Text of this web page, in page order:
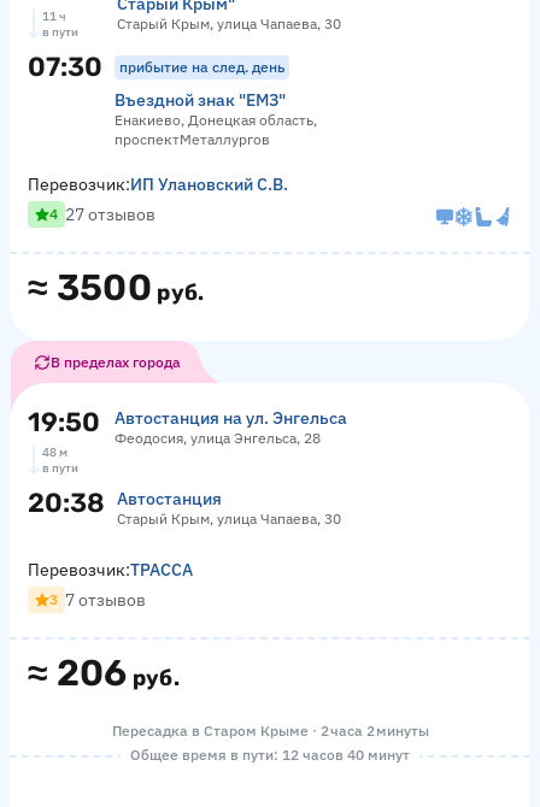
Старый Крым, улица Чапаева, 30
11 ч
в пути
07:30 прибытие на след. день
Въездной знак "ЕМЗ"
Енакиево, Донецкая область,
проспектМеталлургов
≈ 3500 руб.
Перевозчик:ИП Улановский С.В.
4 27 отзывов
В пределах города
19:50 Автостанция на ул. Энгельса
Феодосия, улица Энгельса, 28
48 м
в пути
20:38 Автостанция
Старый Крым, улица Чапаева, 30
≈ 206 руб.
Перевозчик:ТРАССА
3 7 отзывов
Пересадка в Старом Крыме · 2 часа 2 минуты
Общее время в пути: 12 часов 40 минут